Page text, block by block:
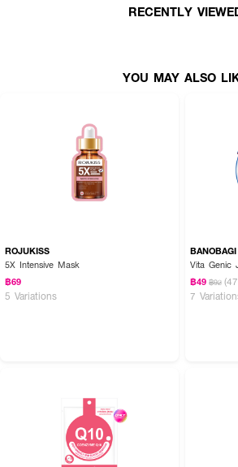
RECENTLY
YOU MAY ALSO
ROJUKISS
5X Intensive Mask
฿69
5 Variations
BANOBAGI
Vita Genic
฿49 ฿92
7